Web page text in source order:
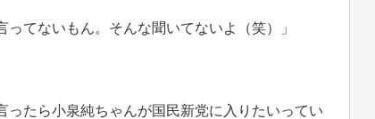
てないもん。そんな聞いてないよ（笑）」
たら小泉純ちゃんが国民新党に入りたいってい